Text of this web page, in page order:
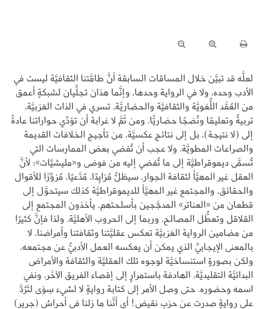
لعلَّه قد تبيَّن خلال المساقات السابقة أنَّ طامَّتنا الثقافيَّة ليست في
الأدب وحده، ولا في الرواية وحدها، وإنَّما هذان تجلِّيان لشبكةٍ أعمق
من العُقَد اللُّغويَّة والثقافيَّة والحضاريَّة، تسري في الذات العَرَبيَّة،
تربيةً وتعليمًا ونُضجًا حضاريًّا. ومن ثَمَّ لا غرابة أن تؤدِّي حواراتنا عادةً
إلى (لا نتيجة)، بل إلى نتائج عكسيَّة، من تأجيج الخلافات القديمة
والصراعات المطويَّة. ولا عجب أن تُفضي بعض الممارسات التي
تُسمَّى ديموقراطيَّة إلى ما تُفضي إليه من فوضى و«مليشيَّات»؛ لأنَّ
العقل غير المهيَّأ لثقافة الحِوار، سيظلُّ مُزايِدًا، مُدَّعيًا، مُزوِّرًا للأقوال
والحقائق، والمجتمع غير المهيَّأ للديموقراطيَّة كذلك سيتحوَّل إلى
قطعان من «العناتر» المدجَّجين بأسلحتهم، يأخذون المجتمع إلى
القلاقل وتعطُّل المصالح، وربما إلى الحروب الأهليَّة. ولذا فإنَّ كثيرًا
من مضامين الرواية العَرَبيَّة تعكس عقليَّتنا وثقافتنا وأمراضنا، لا
بالمعنى الإيجابيِّ الذي يمكن أن يعكسه العمل الأدبيُّ عن مجتمعه،
ولكن بصورةٍ استنساخيَّة لوجوه تلك العقليَّة والثقافة والأمراض
البدائيَّة التقليديَّة، الهادفة باستمرارٍ إلى إقصاء الفريق الآخَر، ونفي
اسمه وحضوره. حتى وصل الأمر إلى كتابة روايةٍ لا لشيء سِوَى لتَرُدَّ
على روايةٍ صدرت عن حزبٍ نقيض! أي أنَّنا ما زلنا في أحراش (جرير)